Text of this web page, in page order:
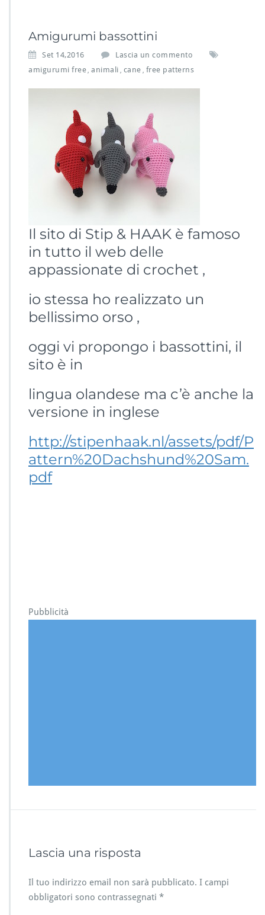
Amigurumi bassottini
Set 14,2016
Lascia un commento
amigurumi free animali cane free patterns
Il sito di Stip & HAAK è famoso
in tutto il web delle
appassionate di crochet ,
io stessa ho realizzato un
bellissimo orso ,
oggi vi propongo i bassottini, il
sito è in
lingua olandese ma c’è anche la
versione in inglese
http://stipenhaak.nl/assets/pdf/P
attern%20Dachshund%20Sam.
pdf
Pubblicità
Lascia una risposta
Il tuo indirizzo email non sarà pubblicato. I campi
obbligatori sono contrassegnati *